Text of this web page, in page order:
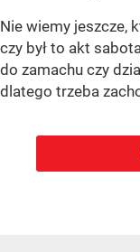
Nie wiemy jeszcze,
czy był to akt
do zamachu czy
dlatego trzeba